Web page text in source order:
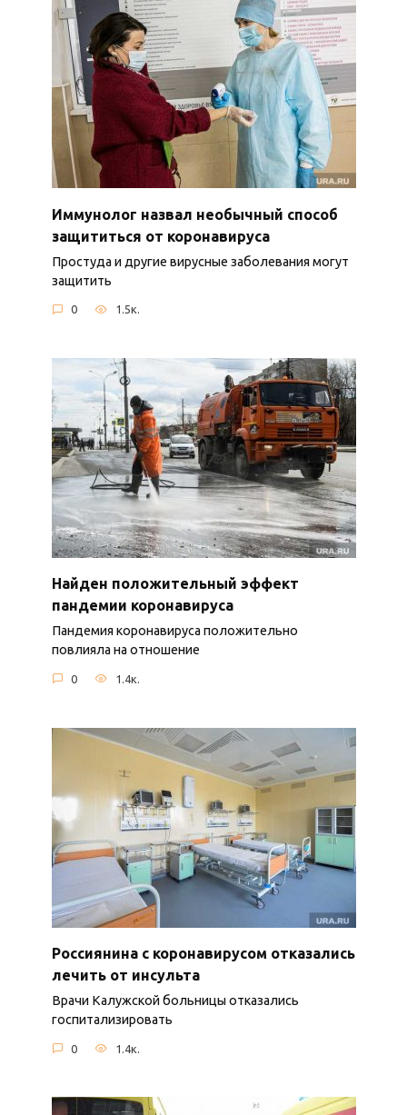
Иммунолог назвал необычный способ
защититься от коронавируса
Простуда и другие вирусные заболевания могут
защитить
0 1.5к.
Найден положительный эффект
пандемии коронавируса
Пандемия коронавируса положительно
повлияла на отношение
0 1.4к.
Россиянина с коронавирусом отказались
лечить от инсульта
Врачи Калужской больницы отказались
госпитализировать
0 1.4к.